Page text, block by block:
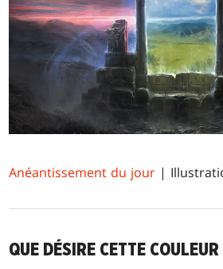
Anéantissement du jour |
QUE DÉSIRE CETTE